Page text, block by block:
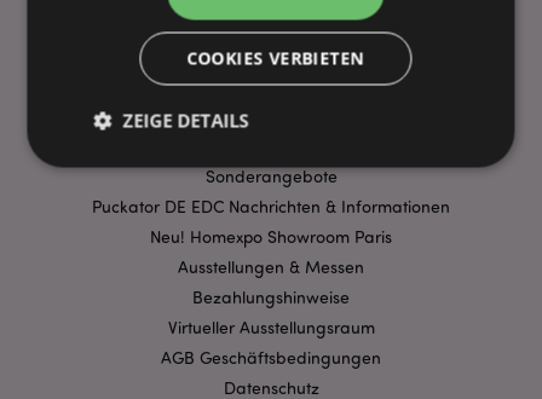
Sonderangebote
Puckator DE EDC Nachrichten & Informationen
Neu! Homexpo Showroom Paris
Ausstellungen & Messen
Bezahlungshinweise
Virtueller Ausstellungsraum
AGB Geschäftsbedingungen
Datenschutz
COOKIES VERBIETEN
ZEIGE DETAILS
Unbedingt notwendige
Leistungs
Ausrichten
Streng-notwendige-Cookies ermöglichen
Kernfunktionen der Website wie die
Benutzeranmeldung und die Kontoverwaltung.
Ohne unbedingt notwendige cookies kann die
Website nicht richtig genutzt werden.